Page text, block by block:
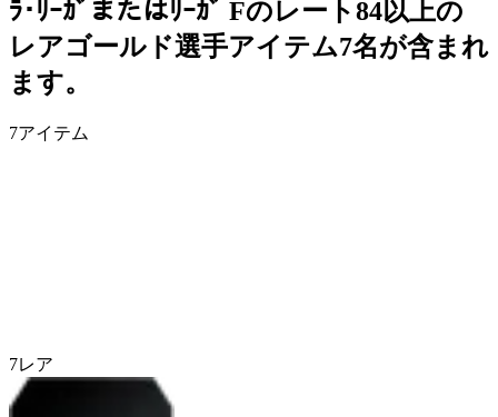
ﾗ･ﾘｰｶﾞまたはﾘｰｶﾞ Fのレート84以上の
レアゴールド選手アイテム7名が含まれ
ます。
7アイテム
7レア